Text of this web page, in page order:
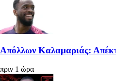
Απόλλων Καλαμαριάς:
πριν 1 ώρα